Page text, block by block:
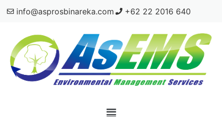
info@asprosbinareka.com +62 22 2016 640